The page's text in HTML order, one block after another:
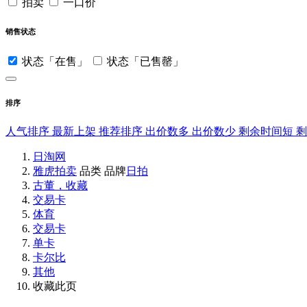
销售状态
状态「在售」 状态「已售罄」
排序
人气排序 最新上架 推荐排序 出价数多 出价数少 剩余时间短
日淘网
雅虎拍卖 品类 品牌日拍
古董，收藏
交易卡
体育
交易卡
单卡
卡尔比
其他
收藏此页